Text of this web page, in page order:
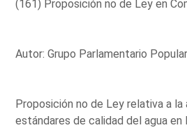
(161) Proposición no de Ley en
Autor: Grupo Parlamentario
Proposición no de Ley relativa a
estándares de calidad del agua en